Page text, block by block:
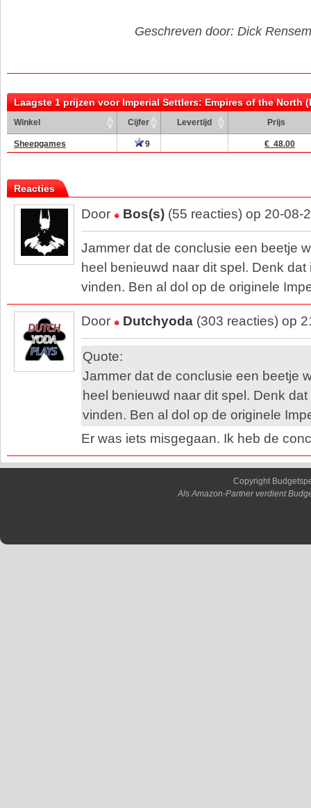
Geschreven door: Dick
Laagste 1 prijzen voor Imperial Settlers: Empires of the North
Winkel Cijfer Levertijd Prijs
Sheepgames 9 € 48.00
Reacties
Door Bos(s) (55 reacties) op 20-08-
Jammer dat de conclusie een beetje
heel benieuwd naar dit spel. Denk
vinden. Ben al dol op de originele
Door Dutchyoda (303 reacties) op
Quote:
Jammer dat de conclusie een beetje
heel benieuwd naar dit spel. Denk
vinden. Ben al dol op de originele
Er was iets misgegaan. Ik heb de
Copyright
Als Amazon-Partner verdient